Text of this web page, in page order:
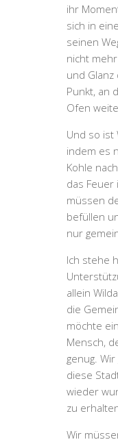
ihr
sich in
seinen
nicht
und
Punkt, an
Ofen
Und so ist
indem es
Kohle
das
müssen
befüllen
nur
Ich stehe
allein
die
möchte
Mensch,
genug.
diese
wieder
zu
Wir